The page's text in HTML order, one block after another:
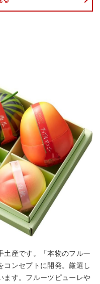
土産です。「本物のフルー
コンセプトに開発。厳選し
ます。フルーツピューレや